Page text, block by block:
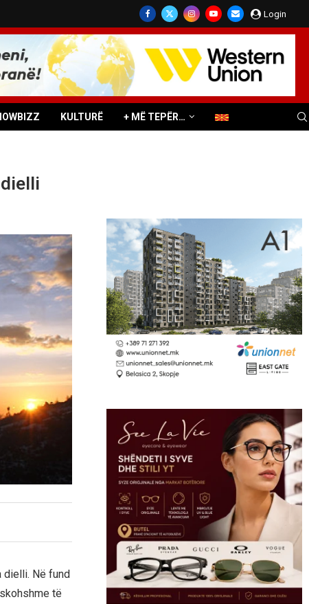
Login
KULTURË + MË TEPËR…
Në fund
të